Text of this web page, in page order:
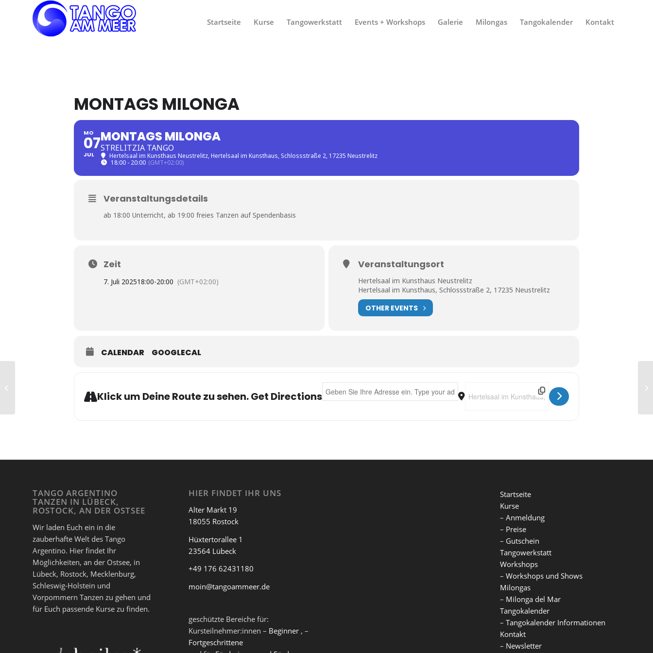
Startseite Kurse Tangowerkstatt Events + Workshops Galerie Milongas Tangokalender Kontakt
MONTAGS MILONGA
MO
07
JUL
MONTAGS MILONGA
STRELITZIA TANGO
Hertelsaal im Kunsthaus Neustrelitz, Hertelsaal im Kunsthaus, Schlossstraße 2, 17235 Neustrelitz
18:00 - 20:00 (GMT+02:00)
Veranstaltungsdetails
ab 18:00 Unterricht, ab 19:00 freies Tanzen auf Spendenbasis
Zeit
7. Juli 202518:00-20:00 (GMT+02:00)
Veranstaltungsort
Hertelsaal im Kunsthaus Neustrelitz
Hertelsaal im Kunsthaus, Schlossstraße 2, 17235 Neustrelitz
OTHER EVENTS
CALENDAR GOOGLECAL
Klick um Deine Route zu sehen. Get Directions
Address - Montags Milonga [EHWZieOLS] Destination Address - Montags Milonga [JQqaw0nfh]
TANGO ARGENTINO
TANZEN IN LÜBECK,
ROSTOCK, AN DER OSTSEE
Wir laden Euch ein in die
zauberhafte Welt des Tango
Argentino. Hier findet Ihr
Möglichkeiten, an der Ostsee, in
Lübeck, Rostock, Mecklenburg,
Schleswig-Holstein und
Vorpommern Tanzen zu gehen und
für Euch passende Kurse zu finden.
HIER FINDET IHR UNS
Alter Markt 19
18055 Rostock
Hüxtertorallee 1
23564 Lübeck
+49 176 62431180
moin@tangoammeer.de
geschützte Bereiche für:
Kursteilnehmer:innen – Beginner, –
Fortgeschrittene
Startseite
Kurse
– Anmeldung
– Preise
– Gutschein
Tangowerkstatt
Workshops
– Workshops und Shows
Milongas
– Milonga del Mar
Tangokalender
– Tangokalender Informationen
Kontakt
– Newsletter